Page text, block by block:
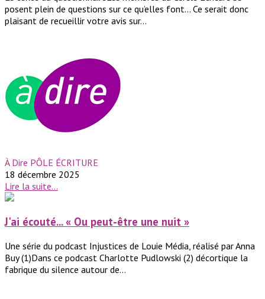
posent plein de questions sur ce qu’elles font… Ce serait donc
plaisant de recueillir votre avis sur...
À Dire PÔLE ÉCRITURE
18 décembre 2025
Lire la suite...
J'ai écouté... « Ou peut-être une nuit »
Une série du podcast Injustices de Louie Média, réalisé par Anna
Buy (1)Dans ce podcast Charlotte Pudlowski (2) décortique la
fabrique du silence autour de...